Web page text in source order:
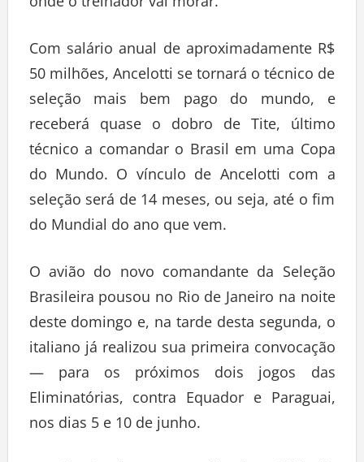
onde o treinador vai morar.
Com salário anual de aproximadamente R$
50 milhões, Ancelotti se tornará o técnico de
seleção mais bem pago do mundo, e
receberá quase o dobro de Tite, último
técnico a comandar o Brasil em uma Copa
do Mundo. O vínculo de Ancelotti com a
seleção será de 14 meses, ou seja, até o fim
do Mundial do ano que vem.
O avião do novo comandante da Seleção
Brasileira pousou no Rio de Janeiro na noite
deste domingo e, na tarde desta segunda, o
italiano já realizou sua primeira convocação
— para os próximos dois jogos das
Eliminatórias, contra Equador e Paraguai,
nos dias 5 e 10 de junho.